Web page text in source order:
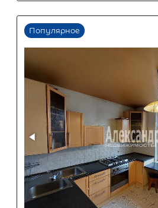
Задать вопрос
ООО «АЛЕКСАНДР-
организацией. Кредит
носит информационный
точного расчета платежей по
об условиях кредитования
(Санкт-Петербург ул. Боткинская